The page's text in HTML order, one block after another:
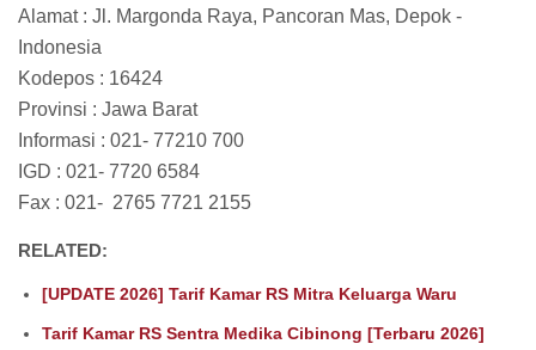
Alamat : Jl. Margonda Raya, Pancoran Mas, Depok -
Indonesia
Kodepos : 16424
Provinsi : Jawa Barat
Informasi : 021- 77210 700
IGD : 021- 7720 6584
Fax : 021- 2765 7721 2155
RELATED:
[UPDATE 2026] Tarif Kamar RS Mitra Keluarga Waru
Tarif Kamar RS Sentra Medika Cibinong [Terbaru 2026]